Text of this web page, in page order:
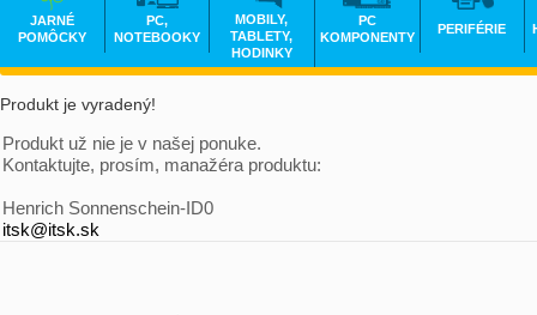
Produkt je vyradený!
Produkt už nie je v našej ponuke.
Kontaktujte, prosím, manažéra produktu:
Henrich Sonnenschein-ID0
itsk@itsk.sk
JARNÉ
POMÔCKY
PC,
NOTEBOOKY
MOBILY,
TABLETY,
HODINKY
PC
KOMPONENTY
PERIFÉRIE